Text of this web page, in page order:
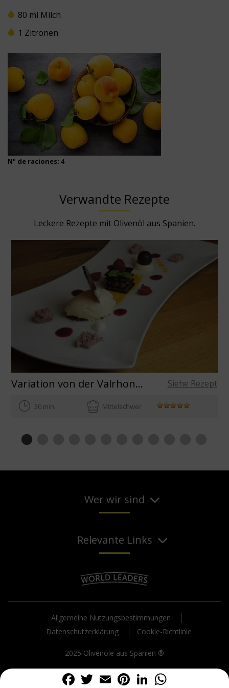
Facebook
Twitter
EmailPinterest
LinkedIn
80 ml Milch
1 Zitronen
Nº de raciones: 4
Verwandte Rezepte
Leckere Rezepte mit Olivenöl aus Spanien.
Variation von der Valrhona Schokolade Mille Feuille / Trüffel mit Olivenölganache / weißes Schokoladeneis Siehe Rezept
30 min Mittelschwer
Wer wir sind
Relevante Links
Allgemeine Nutzungsbestimmungen
Datenschutzerklärung
Cookie-Richtlinie
2025 Olivenöle aus Spanien ®